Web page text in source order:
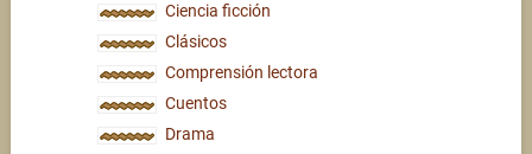
Ciencia ficción
Clásicos
Comprensión lectora
Cuentos
Drama